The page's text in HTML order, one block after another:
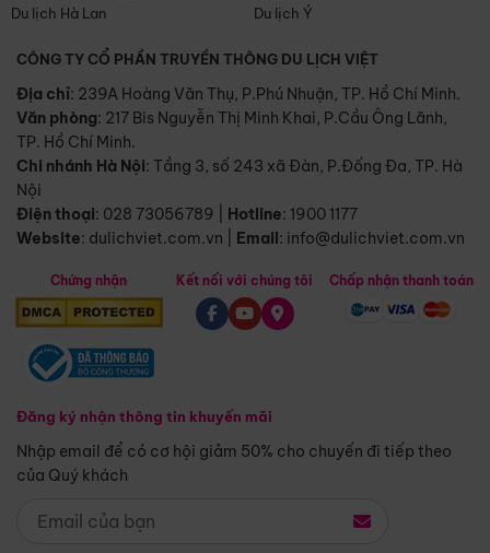
Du lịch Hà Lan
Du lịch Ý
CÔNG TY CỔ PHẦN TRUYỀN THÔNG DU LỊCH VIỆT
Địa chỉ: 239A Hoàng Văn Thụ, P.Phú Nhuận, TP. Hồ Chí Minh.
Văn phòng: 217 Bis Nguyễn Thị Minh Khai, P.Cầu Ông Lãnh,
TP. Hồ Chí Minh.
Chi nhánh Hà Nội: Tầng 3, số 243 xã Đàn, P.Đống Đa, TP. Hà
Nội
Điện thoại: 028 73056789 Hotline: 1900 1177
Website: dulichviet.com.vn Email: info@dulichviet.com.vn
Chứng nhận
Đăng ký nhận thông tin khuyến mãi
Nhập email để có cơ hội giảm 50% cho chuyến đi tiếp theo
của Quý khách
Kết nối với chúng tôi Chấp nhận thanh toán